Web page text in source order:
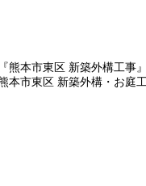
熊本市東区 新築外構工事
本市東区 新築外構・お庭